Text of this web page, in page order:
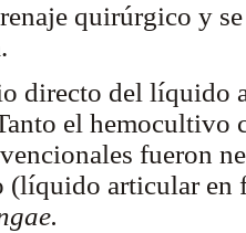
quirúrgico y
directo del líquido
el
fueron
(líquido articular en